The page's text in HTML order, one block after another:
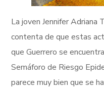
La joven Jennifer Adriana
contenta de que estas
que Guerrero se
Semáforo de Riesgo
parece muy bien que se